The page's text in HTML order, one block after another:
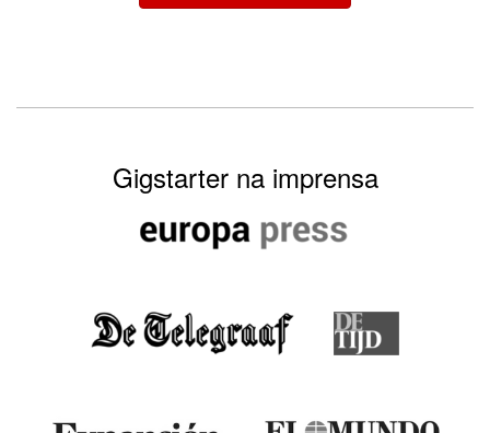
Gigstarter na imprensa